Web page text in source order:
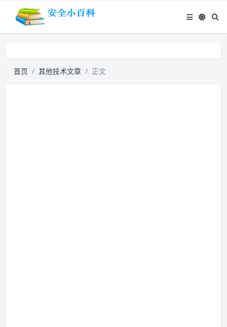
首页 其他技术文章 正文